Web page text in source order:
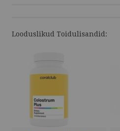
Looduslikud Toidulisandid: